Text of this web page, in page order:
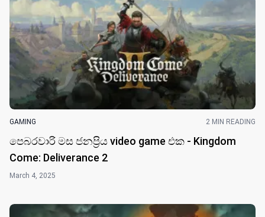
GAMING 2 MIN READING
පෙබරවාරි මස ජනප්‍රිය video game එක - Kingdom
Come: Deliverance 2
March 4, 2025